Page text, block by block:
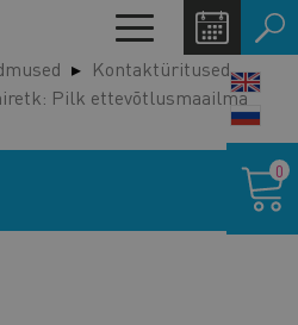
Toggle
navigation
Kontaktüritused
Pilk ettevõtlusmaailma
0